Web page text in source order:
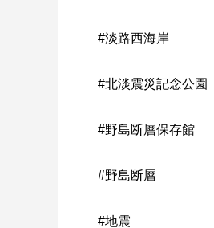
#淡路西海岸
#北淡震災記念公園
#野島断層保存館
#野島断層
#地震